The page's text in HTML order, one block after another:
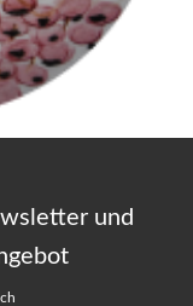
und